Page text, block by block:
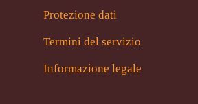
Protezione dati
Termini del servizio
Informazione legale